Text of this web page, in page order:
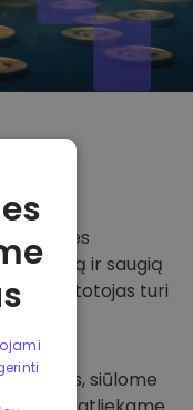
, mes
specialią ir saugią
vartotojas turi
jų lėšas, siūlome